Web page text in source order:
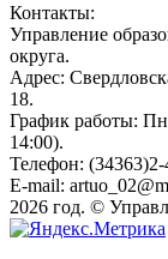
Контакты:
Управление
округа.
Адрес:
18.
График работы:
14:00).
Телефон:
E-mail:
2026 год. ©